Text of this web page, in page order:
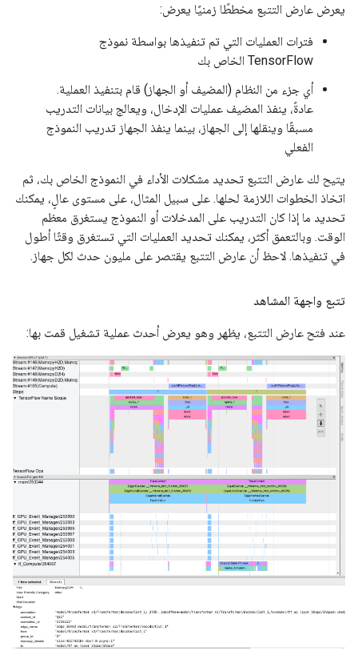
يعرض عارض التتبع مخططًا زمنيًا يعرض:
فترات العمليات التي تم تنفيذها بواسطة نموذج
TensorFlow الخاص بك
أي جزء من النظام (المضيف أو الجهاز) قام بتنفيذ العملية.
عادةً، ينفذ المضيف عمليات الإدخال، ويعالج بيانات التدريب
مسبقًا وينقلها إلى الجهاز، بينما ينفذ الجهاز تدريب النموذج
الفعلي
يتيح لك عارض التتبع تحديد مشكلات الأداء في النموذج الخاص بك، ثم
اتخاذ الخطوات اللازمة لحلها. على سبيل المثال، على مستوى عالٍ، يمكنك
تحديد ما إذا كان التدريب على المدخلات أو النموذج يستغرق معظم
الوقت. وبالتعمق أكثر، يمكنك تحديد العمليات التي تستغرق وقتًا أطول
في تنفيذها. لاحظ أن عارض التتبع يقتصر على مليون حدث لكل جهاز.
تتبع واجهة المشاهد
عند فتح عارض التتبع، يظهر وهو يعرض أحدث عملية تشغيل قمت بها: